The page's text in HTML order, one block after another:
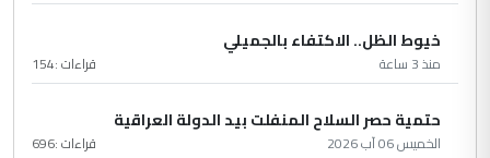
خيوط الظل.. الاكتفاء بالجميلي
منذ 3 ساعة قراءات :154
حتمية حصر السلاح المنفلت بيد الدولة العراقية
الخميس 06 آب 2026 قراءات :696